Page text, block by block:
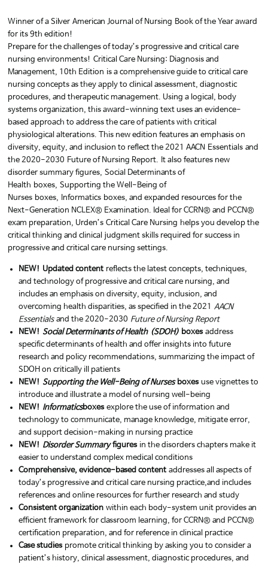
Winner of a SilverAmerican Journal of Nursing Book of the Year award
for its 9th edition!
Prepare for the challenges of today’s progressive and critical care
nursing environments!Critical Care Nursing: Diagnosis and
Management, 10th Edition is a comprehensive guide to critical care
nursing concepts as they apply to clinical assessment, diagnostic
procedures, and therapeutic management. Using a logical, body
systems organization, this award-winning text uses an evidence-
based approach to address the care of patients with critical
physiological alterations. This new edition features an emphasis on
diversity, equity, and inclusion to reflect the 2021 AACN Essentials and
the 2020-2030 Future of Nursing Report. It also features new
disorder summary figures,Social Determinants of
Health boxes,Supporting the Well-Being of
Nurses boxes, Informatics boxes, and expanded resources for the
Next-Generation NCLEX® Examination. Ideal for CCRN® and PCCN®
exam preparation, Urden’sCritical Care Nursing helps you develop the
critical thinking and clinical judgment skills required for success in
progressive and critical care nursing settings.
NEW! Updated content reflects the latest concepts, techniques,
and technology of progressive and critical care nursing, and
includes an emphasis on diversity, equity, inclusion, and
overcoming health disparities, as specified in the 2021AACN
Essentialsand the 2020-2030 Future of Nursing Report
NEW!Social Determinants of Health(SDOH) boxesaddress
specific determinants of health and offer insights into future
research and policy recommendations, summarizing the impact of
SDOH on critically ill patients
NEW!Supporting the Well-Being of Nursesboxesuse vignettes to
introduce and illustrate a model of nursing well-being
NEW! Informaticsboxesexplore the use of information and
technology to communicate, manage knowledge, mitigate error,
and support decision-making in nursing practice
NEW! Disorder Summaryfiguresin the disorders chapters make it
easier to understand complex medical conditions
Comprehensive, evidence-based content addresses all aspects of
today’s progressive and critical care nursing practice,and includes
references and online resources for further research and study
Consistent organization within each body-system unit provides an
efficient framework for classroom learning, for CCRN® and PCCN®
certification preparation, and for reference in clinical practice
Case studiespromote critical thinking by asking you to consider a
patient’s history, clinical assessment, diagnostic procedures, and